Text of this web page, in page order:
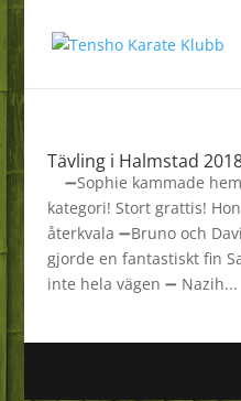
Tävling i Halmstad
➖Sophie kammade
kategori! Stort grattis!
återkvala ➖Bruno och
gjorde en fantastiskt fin
inte hela vägen ➖ Nazih...